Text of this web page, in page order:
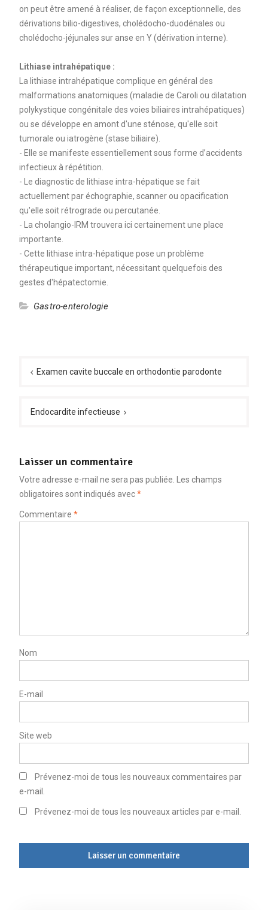
on peut être amené à réaliser, de façon exceptionnelle, des
dérivations bilio-digestives, cholédocho-duodénales ou
cholédocho-jéjunales sur anse en Y (dérivation interne).
Lithiase intrahépatique :
La lithiase intrahépatique complique en général des
malformations anatomiques (maladie de Caroli ou dilatation
polykystique congénitale des voies biliaires intrahépatiques)
ou se développe en amont d'une sténose, qu'elle soit
tumorale ou iatrogène (stase biliaire).
- Elle se manifeste essentiellement sous forme d’accidents
infectieux à répétition.
- Le diagnostic de lithiase intra-hépatique se fait
actuellement par échographie, scanner ou opacification
qu'elle soit rétrograde ou percutanée.
- La cholangio-IRM trouvera ici certainement une place
importante.
- Cette lithiase intra-hépatique pose un problème
thérapeutique important, nécessitant quelquefois des
gestes d'hépatectomie.
Gastro-enterologie
de Examen cavite buccale en orthodontie parodonte
Endocardite infectieuse
Laisser un commentaire
Votre adresse e-mail ne sera pas publiée.
Les champs
obligatoires sont indiqués avec*
Commentaire *
Nom
E-mail
Site web
Prévenez-moi de tous les nouveaux commentaires par
e-mail.
Prévenez-moi de tous les nouveaux articles par e-mail.